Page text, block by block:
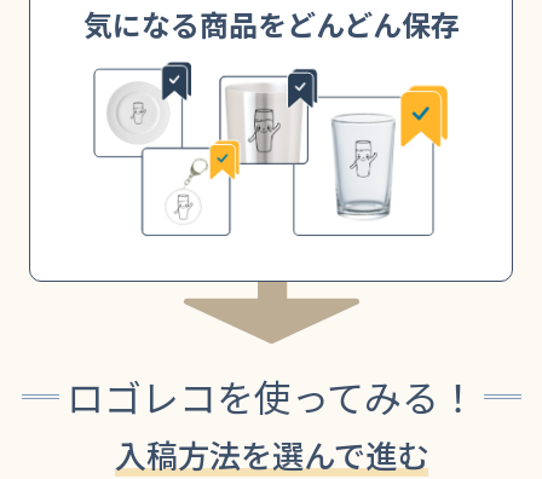
気になる商品をどんどん保存
ロゴレコを使ってみる！
入稿方法を選んで進む